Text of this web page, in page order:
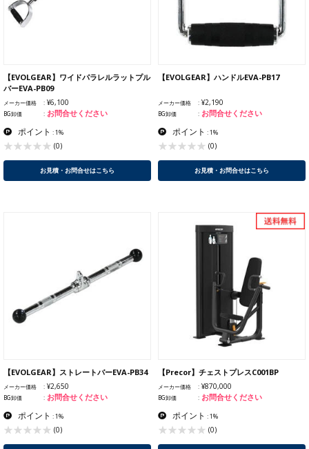
【EVOLGEAR】ワイドパラレルラットプル
バーEVA-PB09
メーカー価格 ¥6,100
BG卸価 お問合せください
ポイント : 1%
(0)
お見積・お問合せはこちら
【EVOLGEAR】ハンドルEVA-PB17
メーカー価格 ¥2,190
BG卸価 お問合せください
ポイント : 1%
(0)
お見積・お問合せはこちら
【EVOLGEAR】ストレートバーEVA-PB34
メーカー価格 ¥2,650
BG卸価 お問合せください
ポイント : 1%
(0)
【Precor】チェストプレスC001BP
メーカー価格 ¥870,000
BG卸価 お問合せください
ポイント : 1%
(0)